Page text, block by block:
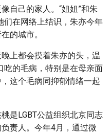
自己的家人。“姐姐”和朱
们在网络上结识，朱亦今年
的城市。
上都会摸着朱亦的头，温
吃的毛病，特别是在母亲面
这个毛病同抑郁情绪一起
是LGBT公益组织北京同志
责人。今年4月，通过微